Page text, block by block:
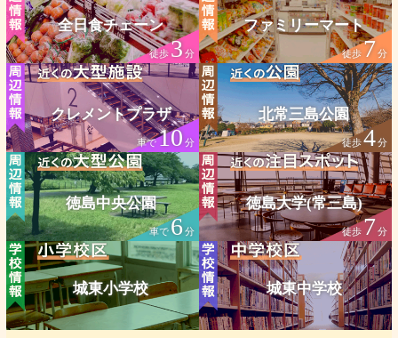
全日食チェーン
徒歩3分
ファミリーマート
徒歩7分
クレメントプラザ
車で10分
北常三島公園
徒歩4分
徳島中央公園
車で6分
徳島大学(常三島)
徒歩7分
城東小学校 城東中学校